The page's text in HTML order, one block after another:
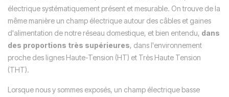
électrique systématiquement présent et mesurable. On trouve de la
même manière un champ électrique autour des câbles et gaines
d'alimentation de notre réseau domestique, et bien entendu, dans
des proportions très supérieures, dans l'environnement
proche des lignes Haute-Tension (HT) et Très Haute Tension
(THT).
Lorsque nous y sommes exposés, un champ électrique basse